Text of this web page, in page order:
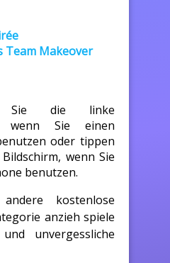
Team Makeover
Sie die linke
wenn Sie einen
oder tippen
wenn Sie
benutzen.
kostenlose
anzieh spiele
unvergessliche